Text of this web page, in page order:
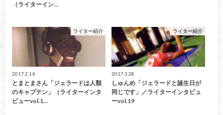
（ライターイン…
ライター紹介
2017.2.14
とまとまさん「ジェラードは人類
のキャプテン」（ライターインタ
ビューvol.1…
ライター紹介
2017.3.28
しゅんめ「ジェラードと誕生日が
同じです」／ライターインタビュ
ーvol.19